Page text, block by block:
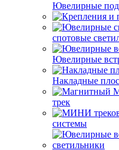
Ювелирные
спотовые
Ювелирные
Накладные
трек
системы